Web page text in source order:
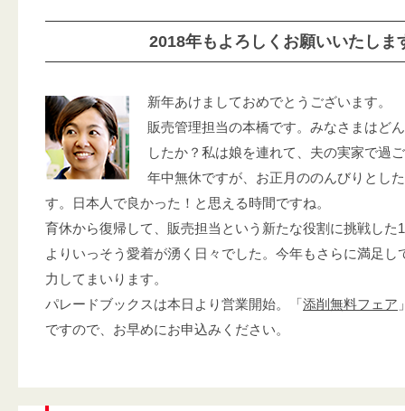
2018年もよろしくお願いいたしま
新年あけましておめでとうございます。
販売管理担当の本橋です。みなさまはど
したか？私は娘を連れて、夫の実家で過
年中無休ですが、お正月ののんびりとし
す。日本人で良かった！と思える時間ですね。
育休から復帰して、販売担当という新たな役割に挑戦した
よりいっそう愛着が湧く日々でした。今年もさらに満足し
力してまいります。
パレードブックスは本日より営業開始。「添削無料フェア
ですので、お早めにお申込みください。